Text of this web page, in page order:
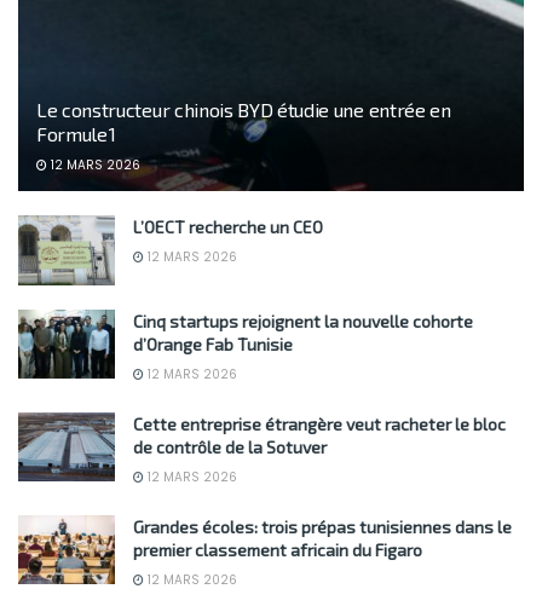
Le constructeur chinois BYD étudie une entrée en
Formule 1
12 MARS 2026
L’OECT recherche un CEO
12 MARS 2026
Cinq startups rejoignent la nouvelle cohorte
d’Orange Fab Tunisie
12 MARS 2026
Cette entreprise étrangère veut racheter le bloc
de contrôle de la Sotuver
12 MARS 2026
Grandes écoles: trois prépas tunisiennes dans le
premier classement africain du Figaro
12 MARS 2026